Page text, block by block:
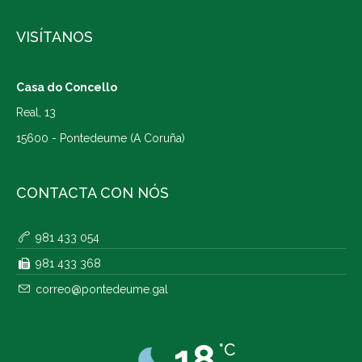
VISÍTANOS
Casa do Concello
Real, 13
15600 - Pontedeume (A Coruña)
CONTACTA CON NÓS
981 433 054
981 433 368
correo@pontedeume.gal
°C